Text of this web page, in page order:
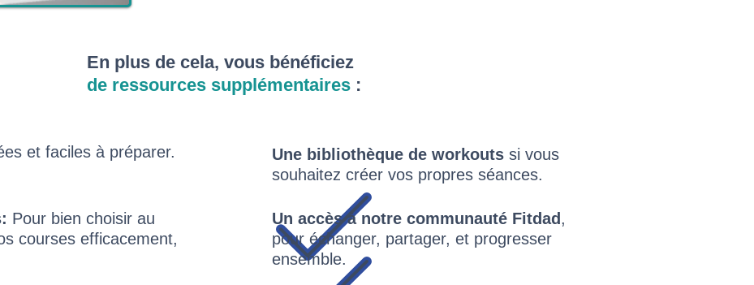
En plus de cela, vous bénéficiez
de ressources supplémentaires :
et faciles à préparer. Une bibliothèque de workouts si vous
souhaitez créer vos propres séances.
Pour bien choisir au
courses efficacement,
Un accès à notre communauté Fitdad ,
pour échanger, partager, et progresser
ensemble.